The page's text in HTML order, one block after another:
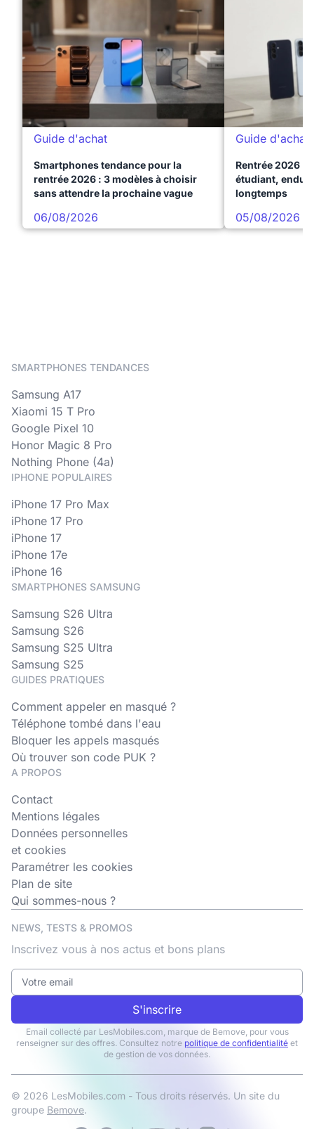
Guide d'achat
Smartphones tendance pour la
rentrée 2026 : 3 modèles à choisir
sans attendre la prochaine vague
06/08/2026
Guide d'achat
Rentrée 2026 :
étudiant,
longtemps
05/08/2026
SMARTPHONES TENDANCES
Samsung A17
Xiaomi 15 T Pro
Google Pixel 10
Honor Magic 8 Pro
Nothing Phone (4a)
IPHONE POPULAIRES
iPhone 17 Pro Max
iPhone 17 Pro
iPhone 17
iPhone 17e
iPhone 16
SMARTPHONES SAMSUNG
Samsung S26 Ultra
Samsung S26
Samsung S25 Ultra
Samsung S25
GUIDES PRATIQUES
Comment appeler en masqué ?
Téléphone tombé dans l'eau
Bloquer les appels masqués
Où trouver son code PUK ?
A PROPOS
Contact
Mentions légales
Données personnelles
et cookies
Paramétrer les cookies
Plan de site
Qui sommes-nous ?
NEWS, TESTS & PROMOS
Inscrivez vous à nos actus et bons plans
S'inscrire
Email collecté par LesMobiles.com, marque de Bemove, pour vous
renseigner sur des offres. Consultez notre politique de confidentialité et
de gestion de vos données.
© 2026 LesMobiles.com - Tous droits réservés. Un site du
groupe Bemove.